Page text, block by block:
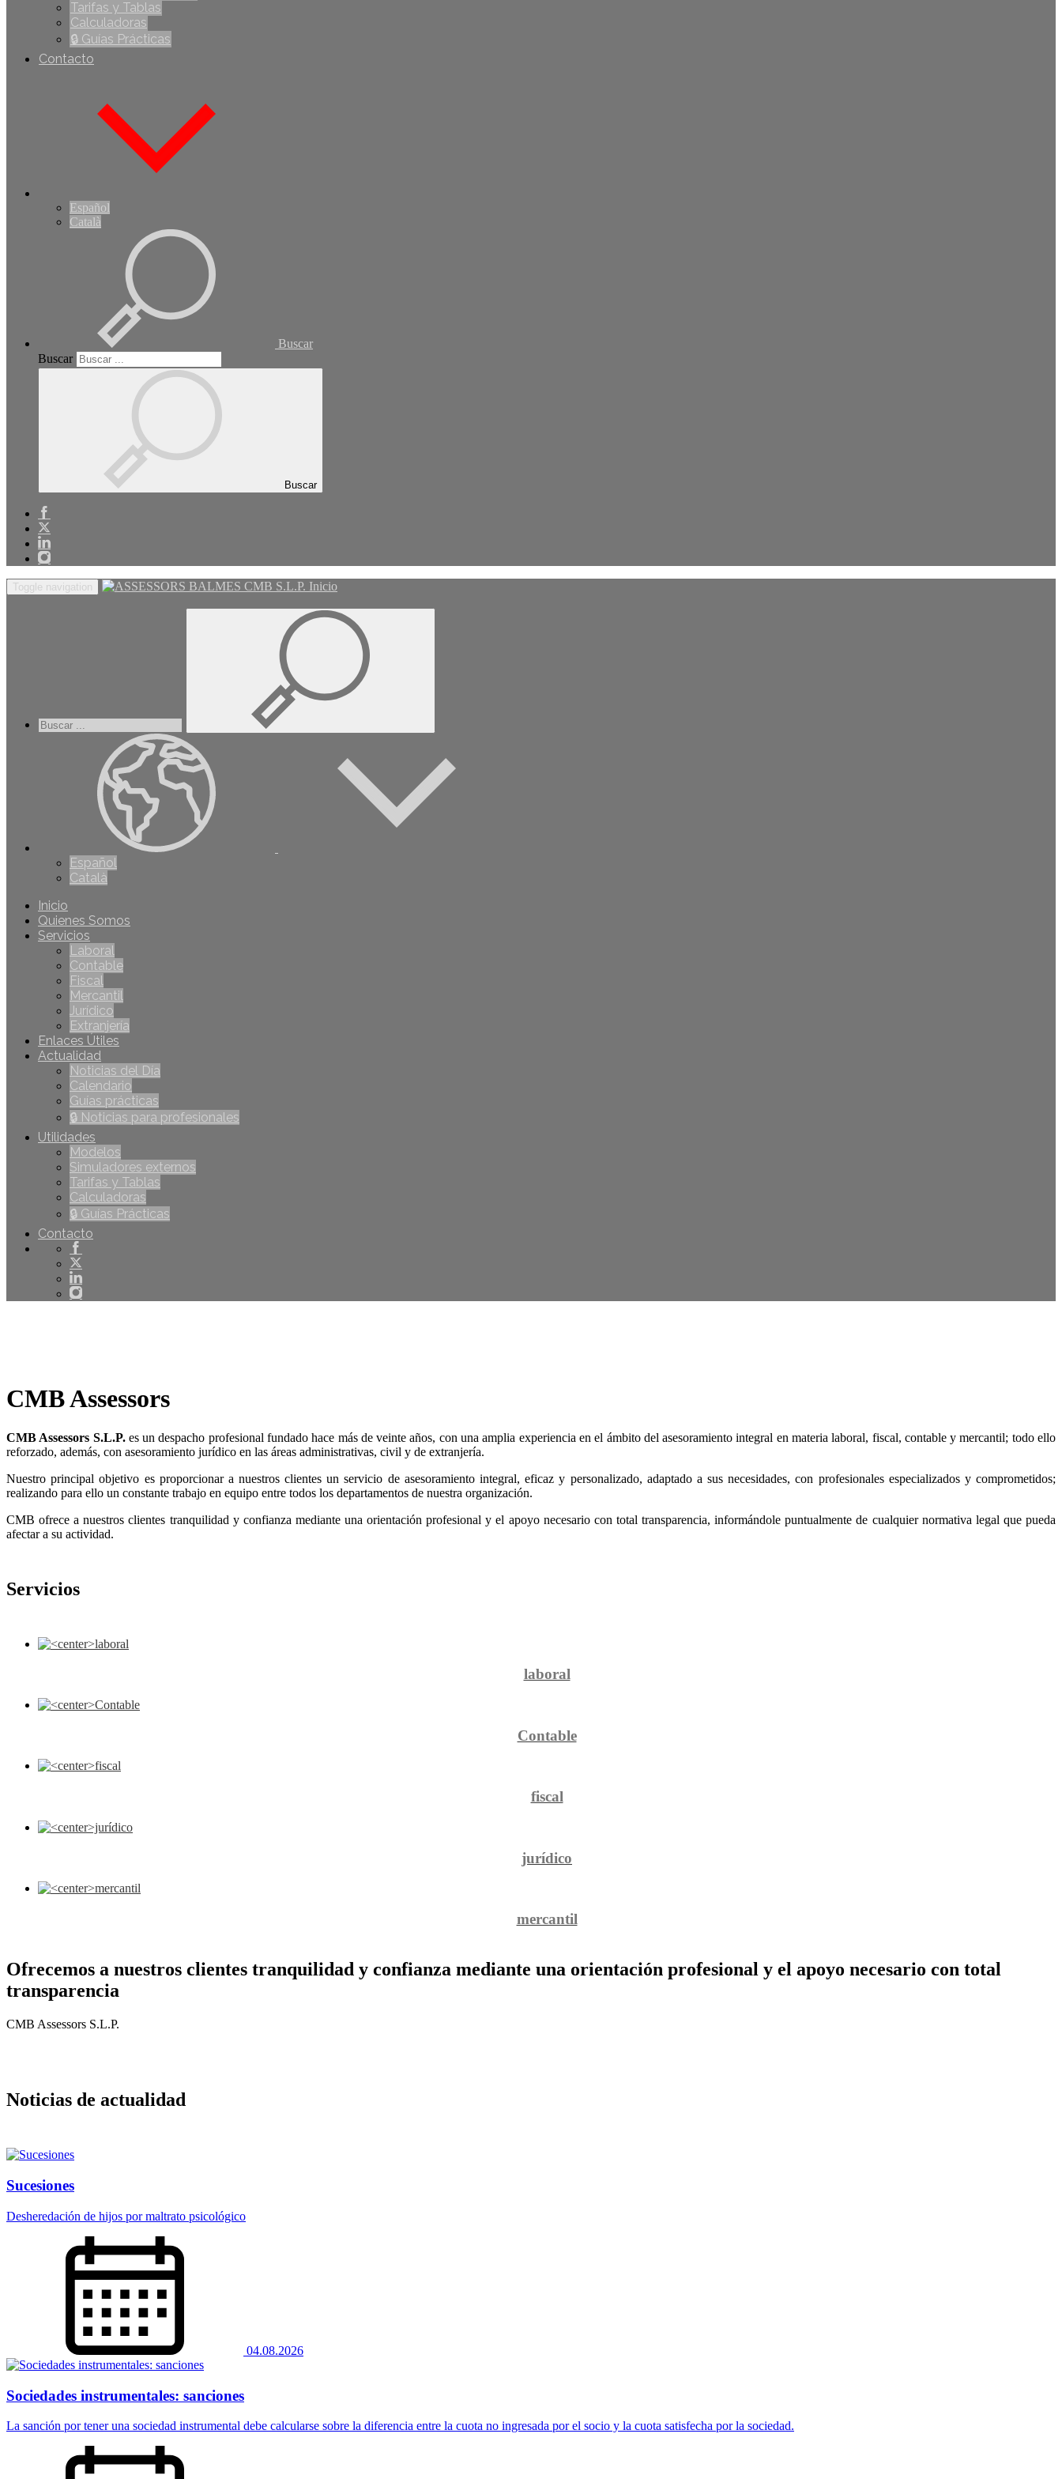
Tarifas y Tablas
Calculadoras
🔒 Guías Prácticas
Contacto
Español
Català
Buscar
Buscar
Buscar
Toggle navigation Inicio
Español
Català
Inicio
Quienes Somos
Servicios
Laboral
Contable
Fiscal
Mercantil
Jurídico
Extranjería
Enlaces Útiles
Actualidad
Noticias del Día
Calendario
Guías prácticas
🔒 Noticias para profesionales
Utilidades
Modelos
Simuladores externos
Tarifas y Tablas
Calculadoras
🔒 Guías Prácticas
Contacto
CMB Assessors
CMB Assessors S.L.P.es un despacho profesional fundado hace más de veinte años, con una amplia experiencia en el ámbito del asesoramiento integral en materia laboral, fiscal, contable y mercantil; todo ello
reforzado, además, con asesoramiento jurídico en las áreas administrativas, civil y de extranjería.
Nuestro principal objetivo es proporcionar a nuestros clientes un servicio de asesoramiento integral, eficaz y personalizado, adaptado a sus necesidades, con profesionales especializados y comprometidos;
realizando para ello un constante trabajo en equipo entre todos los departamentos de nuestra organización.
CMB ofrece a nuestros clientes tranquilidad y confianza mediante una orientación profesional y el apoyo necesario con total transparencia, informándole puntualmente de cualquier normativa legal que pueda
afectar a su actividad.
Servicios
laboral
Contable
fiscal
jurídico
mercantil
Extranjería
Extranjería
Ofrecemos a nuestros clientes tranquilidad y confianza mediante una orientación profesional y el apoyo necesario con total
transparencia
CMB Assessors S.L.P.
Noticias de actualidad
Sucesiones
Desheredación de hijos por maltrato psicológico
04.08.2026
Sociedades instrumentales: sanciones
La sanción por tener una sociedad instrumental debe calcularse sobre la diferencia entre la cuota no ingresada por el socio y la cuota satisfecha por la sociedad.